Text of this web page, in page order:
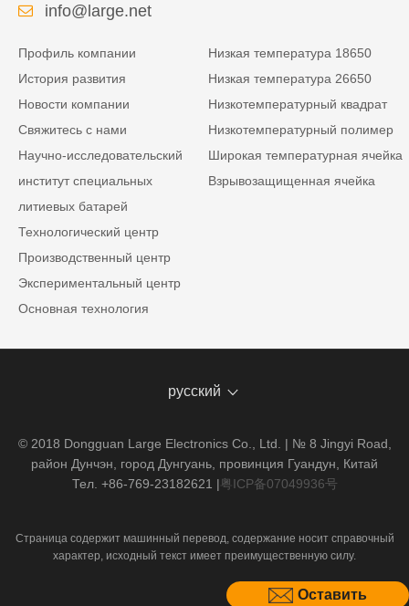
Оставить
info@large.net
Профиль компании
История развития
Новости компании
Свяжитесь с нами
Научно-исследовательский
институт специальных
литиевых батарей
Технологический центр
Производственный центр
Экспериментальный центр
Основная технология
Низкая температура 18650
Низкая температура 26650
Низкотемпературный квадрат
Низкотемпературный полимер
Широкая температурная ячейка
Взрывозащищенная ячейка
русский
© 2018 Dongguan Large Electronics Co., Ltd. | № 8 Jingyi Road,
район Дунчэн, город Дунгуань, провинция Гуандун, Китай
Тел. +86-769-23182621 |粤ICP备07049936号
Страница содержит машинный перевод, содержание носит справочный
характер, исходный текст имеет преимущественную силу.